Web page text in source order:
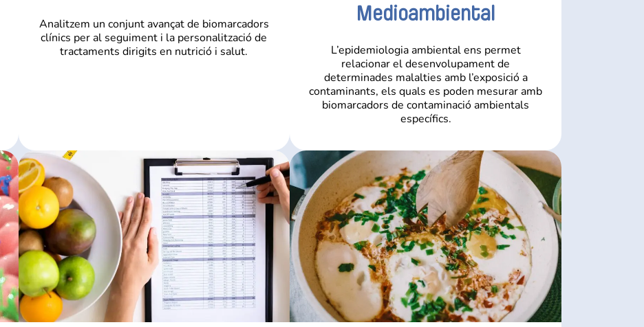
Analitzem un conjunt avançat de biomarcadors
clínics per al seguiment i la personalització de
tractaments dirigits en nutrició i salut.
Medioambiental
L’epidemiologia ambiental ens permet
relacionar el desenvolupament de
determinades malalties amb l’exposició a
contaminants, els quals es poden mesurar amb
biomarcadors de contaminació ambientals
específics.